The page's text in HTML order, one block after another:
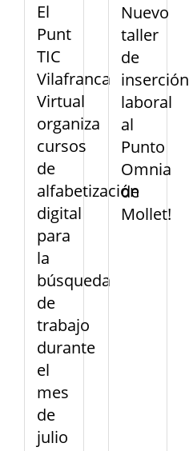
El
Punt
TIC
Vilafranca
Virtual
organiza
cursos
de
alfabetización
digital
para
la
búsqueda
de
trabajo
durante
el
mes
de
julio
Nuevo
taller
de
inserción
laboral
al
Punto
Omnia
de
Mollet!